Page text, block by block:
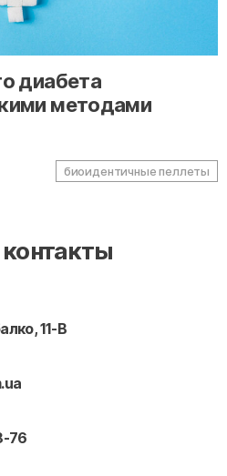
>
диабета
методами
биоидентичные пеллеты
11-В
76